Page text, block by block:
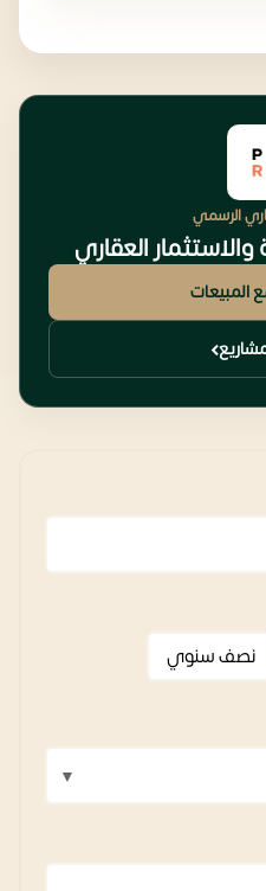
الرسمي
والاستثمار العقاري
المبيعات
نصف سنوي